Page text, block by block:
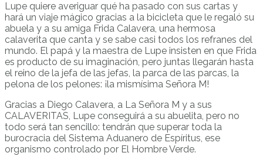
Lupe quiere averiguar qué ha pasado con sus cartas y
hará un viaje mágico gracias a la bicicleta que le regaló su
abuela y a su amiga Frida Calavera, una hermosa
calaverita que canta y se sabe casi todos los refranes del
mundo. El papá y la maestra de Lupe insisten en que Frida
es producto de su imaginación, pero juntas llegarán hasta
el reino de la jefa de las jefas, la parca de las parcas, la
pelona de los pelones: ¡la mismísima Señora M!
Gracias a Diego Calavera, a La Señora M y a sus
CALAVERITAS, Lupe conseguirá a su abuelita, pero no
todo será tan sencillo: tendrán que superar toda la
burocracia del Sistema Aduanero de Espíritus, ese
organismo controlado por El Hombre Verde.